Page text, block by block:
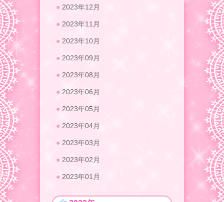
2023年12月
2023年11月
2023年10月
2023年09月
2023年08月
2023年06月
2023年05月
2023年04月
2023年03月
2023年02月
2023年01月